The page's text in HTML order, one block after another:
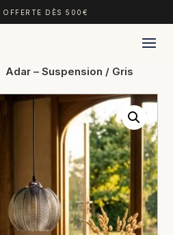
DÈS 500€
Adar – Suspension / Gris